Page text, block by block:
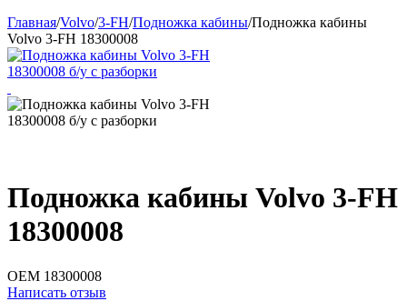
Главная/Volvo/3-FH/Подножка кабины/Подножка кабины
Volvo 3-FH 18300008
Подножка кабины Volvo 3-FH
18300008
OEM 18300008
Написать отзыв